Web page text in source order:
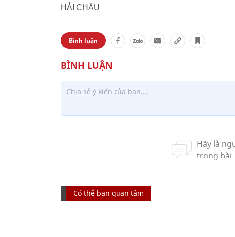
HẢI CHÂU
Bình luận
Có thể bạn quan tâm